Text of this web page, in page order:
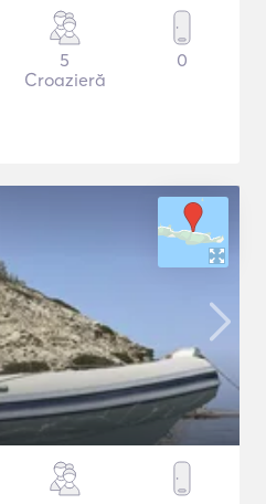
5
Croazieră
0